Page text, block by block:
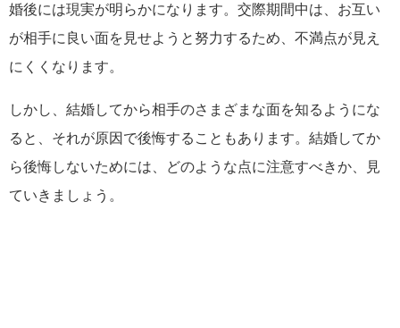
婚後には現実が明らかになります。交際期間中は、お互い
が相手に良い面を見せようと努力するため、不満点が見え
にくくなります。
しかし、結婚してから相手のさまざまな面を知るようにな
ると、それが原因で後悔することもあります。結婚してか
ら後悔しないためには、どのような点に注意すべきか、見
ていきましょう。